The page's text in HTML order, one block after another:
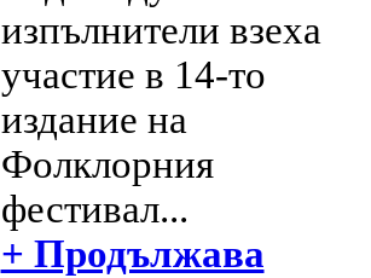
изпълнители взеха
участие в 14-то
издание на
Фолклорния
фестивал...
+ Продължава